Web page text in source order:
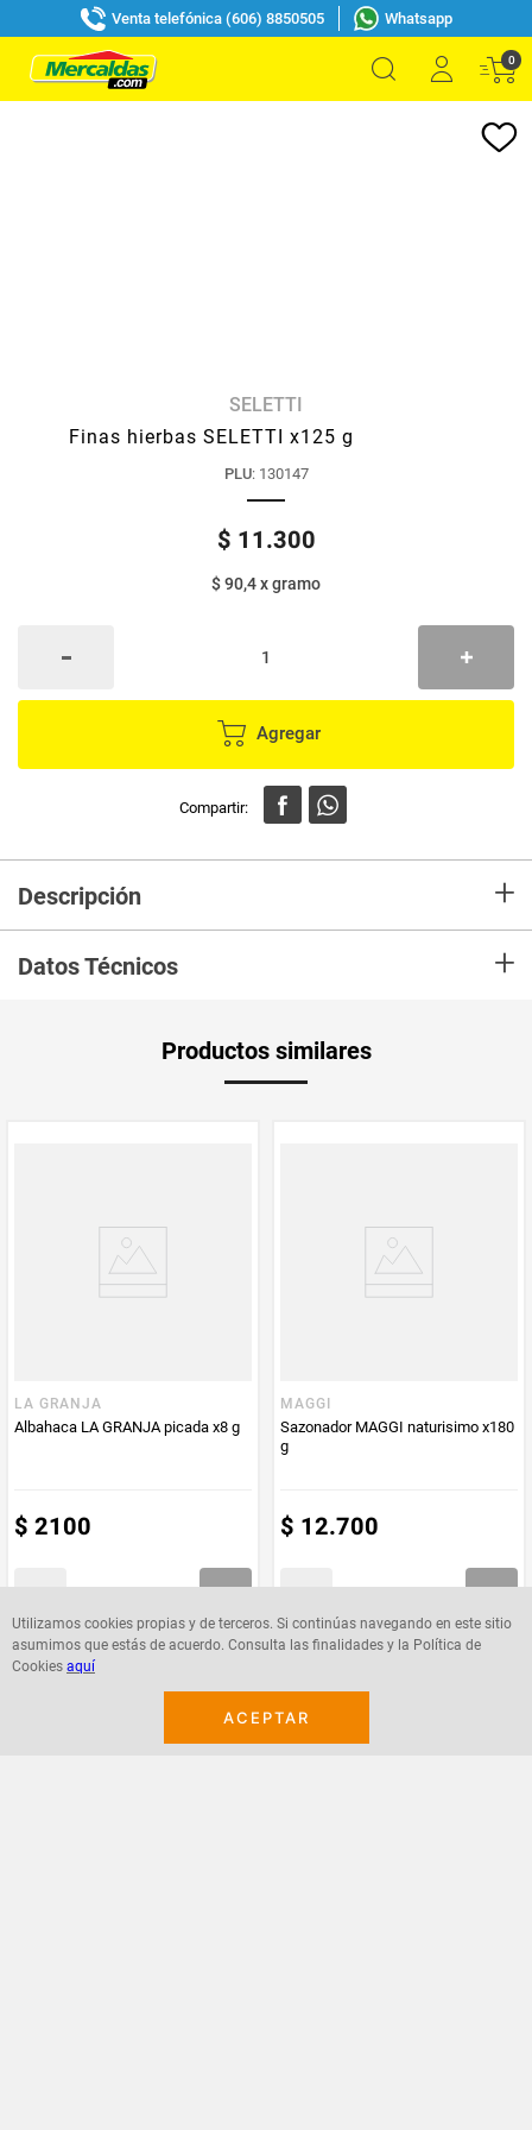
Venta telefónica (606) 8850505 Whatsapp
0
Utilizamos cookies propias y de terceros. Si continúas navegando en este sitio
asumimos que estás de acuerdo. Consulta las finalidades y la Política de
Cookies aquí
ACEPTAR
SELETTI
Finas hierbas SELETTI x125 g
PLU: 130147
$ 11.300
$ 90,4xgramo
Agregar
Descripción +
Datos Técnicos +
Productos similares
LA GRANJA
Albahaca LA GRANJA picada x8 g
$ 2100
MAGGI
Sazonador MAGGI naturisimo x180
g
$ 12.700